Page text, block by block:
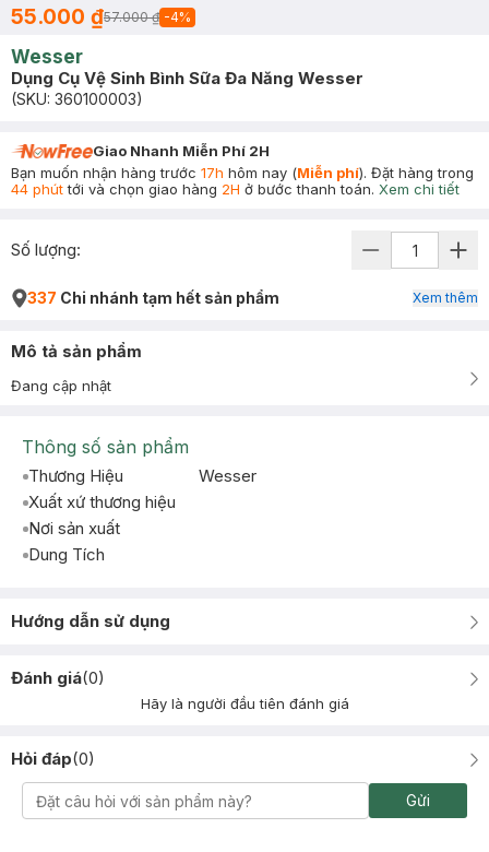
55.000 ₫57.000 ₫ -4%
Wesser
Dụng Cụ Vệ Sinh Bình Sữa Đa Năng Wesser
(SKU: 360100003)
Giao Nhanh Miễn Phí 2H
Bạn muốn nhận hàng trước 17h hôm nay (Miễn phí). Đặt hàng trong
44 phúttới và chọn giao hàng 2H ở bước thanh toán. Xem chi tiết
Số lượng:
337 Chi nhánh tạm hết sản phẩm Xem thêm
Mô tả sản phẩm
Đang cập nhật
Thông số sản phẩm
Thương Hiệu
Wesser
Xuất xứ thương hiệu
Nơi sản xuất
Dung Tích
Hướng dẫn sử dụng
Đánh giá(0)
Hãy là người đầu tiên đánh giá
Hỏi đáp(0)
Gửi